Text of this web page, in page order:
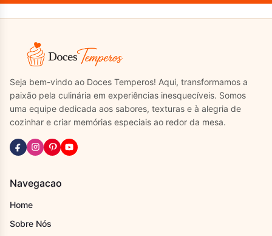
Seja bem-vindo ao Doces Temperos! Aqui, transformamos a
paixão pela culinária em experiências inesquecíveis. Somos
uma equipe dedicada aos sabores, texturas e à alegria de
cozinhar e criar memórias especiais ao redor da mesa.
Navegacao
Home
Sobre Nós